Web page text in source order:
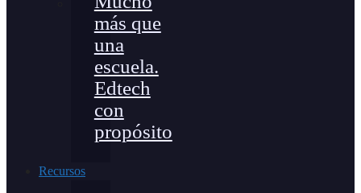
más que
una
escuela.
Edtech
con
propósito
Recursos